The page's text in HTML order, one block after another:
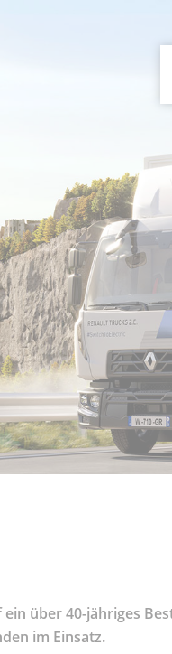
über 40-jähriges
im Einsatz.